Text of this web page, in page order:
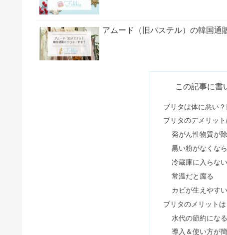
アムード（旧パステル）の韓国通
メンズがタートルネックはダサい
日本人が一番痩せるダイエット方
この記事に書
ブリタは体に悪い
ブリタのデメリット
発がん性物質が
黒い粉がなくな
冷蔵庫に入らない
常温だと腐る
カビが生えやすい
ブリタのメリット
水代の節約になる
導入＆使い方が